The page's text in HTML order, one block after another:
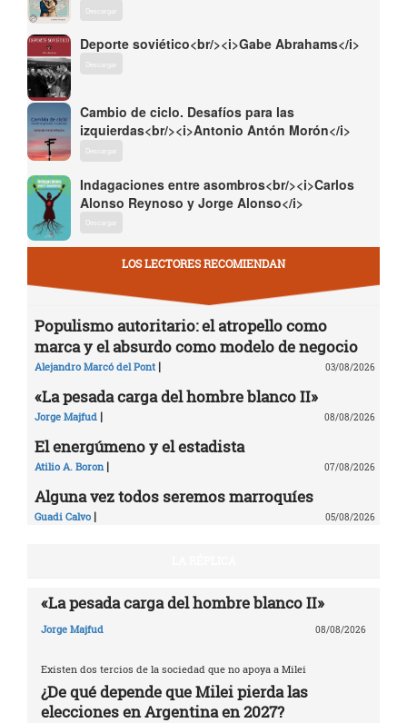
Descargar
Deporte soviético<br/><i>Gabe Abrahams</i>
Descargar
Cambio de ciclo. Desafíos para las
izquierdas<br/><i>Antonio Antón Morón</i>
Descargar
Indagaciones entre asombros<br/><i>Carlos
Alonso Reynoso y Jorge Alonso</i>
Descargar
LOS LECTORES RECOMIENDAN
Populismo autoritario: el atropello como
marca y el absurdo como modelo de negocio
Alejandro Marcó del Pont | 03/08/2026
«La pesada carga del hombre blanco II»
Jorge Majfud | 08/08/2026
El energúmeno y el estadista
Atilio A. Boron | 07/08/2026
Alguna vez todos seremos marroquíes
Guadi Calvo | 05/08/2026
«La pesada carga del hombre blanco II»
Jorge Majfud 08/08/2026
Existen dos tercios de la sociedad que no apoya a Milei
¿De qué depende que Milei pierda las
elecciones en Argentina en 2027?